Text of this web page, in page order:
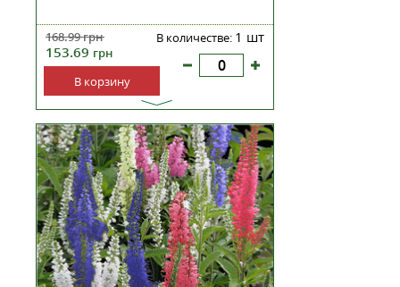
168.99грн
153.69 грн
В количестве: 1 шт
В корзину
Вероника колосиста 'Sightseeing'
(Veronica spicata 'Sightseeing')
&Nbsp;Вероника колосиста
'Sightseeing' - это великолепный
сорт многолетнего растения,
характеризующийся ярким и
длительным цветением. Этот
сорт представляет со...